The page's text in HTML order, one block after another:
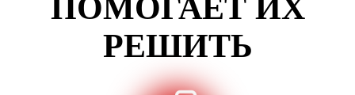
ПОМОГАЕТ ИХ
РЕШИТЬ